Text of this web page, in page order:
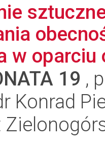
w oparciu
19 ,
Konrad